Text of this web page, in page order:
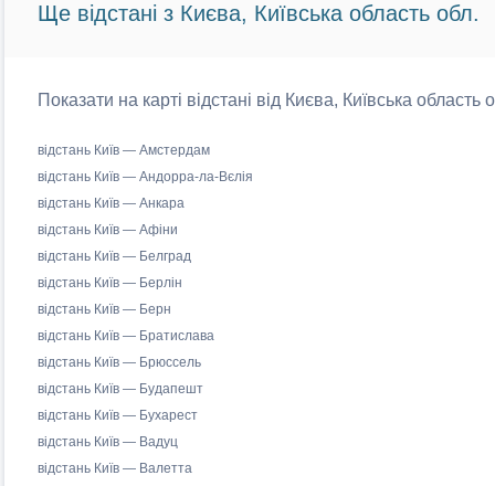
Ще відстані з Києва, Київська область обл.
Показати на карті відстані від Києва, Київська
відстань Київ — Амстердам
відстань Київ — Андорра-ла-Вєлія
відстань Київ — Анкара
відстань Київ — Афіни
відстань Київ — Белград
відстань Київ — Берлін
відстань Київ — Берн
відстань Київ — Братислава
відстань Київ — Брюссель
відстань Київ — Будапешт
відстань Київ — Бухарест
відстань Київ — Вадуц
відстань Київ — Валетта